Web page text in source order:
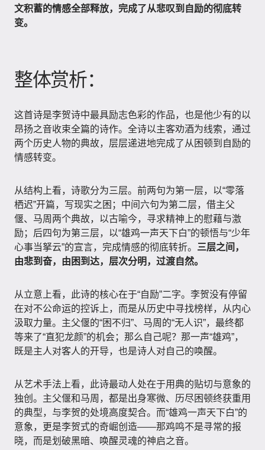
文积蓄的情感全部释放，完成了从悲叹到自励的彻底转
变。
整体赏析：
这首诗是李贺诗中最具励志色彩的作品，也是他少有的以
昂扬之音收束全篇的诗作。全诗以主客劝酒为线索，通过
两个历史人物的典故，层层递进地完成了从困顿到自励的
情感转变。
从结构上看，诗歌分为三层。前两句为第一层，以“零落
栖迟”开篇，写现实之困；中间六句为第二层，借主父
偃、马周两个典故，以古喻今，寻求精神上的慰藉与激
励；后四句为第三层，以“雄鸡一声天下白”的顿悟与“少年
心事当拏云”的宣言，完成情感的彻底转折。 三层之间，
由悲到奋，由困到达，层次分明，过渡自然。
从立意上看，此诗的核心在于“自励”二字。李贺没有停留
在对不公命运的控诉上，而是从历史中寻找榜样，从内心
汲取力量。主父偃的“困不归”、马周的“无人识”，最终都
等来了“直犯龙颜”的机会；那么自己呢？那一声“雄鸡”，
既是主人对客人的开导，也是诗人对自己的唤醒。
从艺术手法上看，此诗最动人处在于用典的贴切与意象的
独创。主父偃和马周，都是出身寒微、历尽困顿终获重用
的典型，与李贺的处境高度契合。而“雄鸡一声天下白”的
意象，更是李贺式的奇崛创造——那鸡鸣不是寻常的报
晓，而是划破黑暗、唤醒灵魂的神启之音。